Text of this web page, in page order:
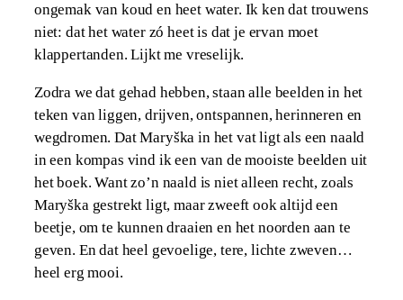
ongemak van koud en heet water. Ik ken dat trouwens
niet: dat het water zó heet is dat je ervan moet
klappertanden. Lijkt me vreselijk.
Zodra we dat gehad hebben, staan alle beelden in het
teken van liggen, drijven, ontspannen, herinneren en
wegdromen. Dat Maryška in het vat ligt als een naald
in een kompas vind ik een van de mooiste beelden uit
het boek. Want zo’n naald is niet alleen recht, zoals
Maryška gestrekt ligt, maar zweeft ook altijd een
beetje, om te kunnen draaien en het noorden aan te
geven. En dat heel gevoelige, tere, lichte zweven…
heel erg mooi.